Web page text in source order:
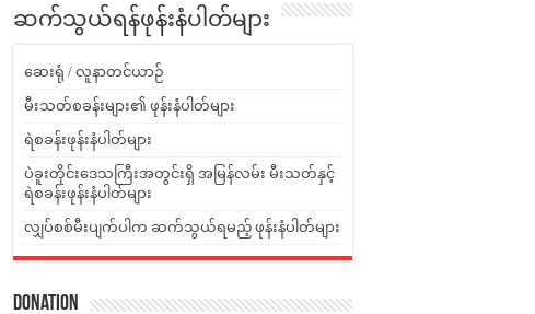
ဆက်သွယ်ရန်ဖုန်းနံပါတ်များ
ဆေးရုံ / လူနာတင်ယာဉ်
မီးသတ်စခန်းများ၏ ဖုန်းနံပါတ်များ
ရဲစခန်းဖုန်းနံပါတ်များ
ပဲခူးတိုင်းဒေသကြီးအတွင်းရှိ အမြန်လမ်း မီးသတ်နှင့်
ရဲစခန်းဖုန်းနံပါတ်များ
လျှပ်စစ်မီးပျက်ပါက ဆက်သွယ်ရမည့် ဖုန်းနံပါတ်များ
Donation